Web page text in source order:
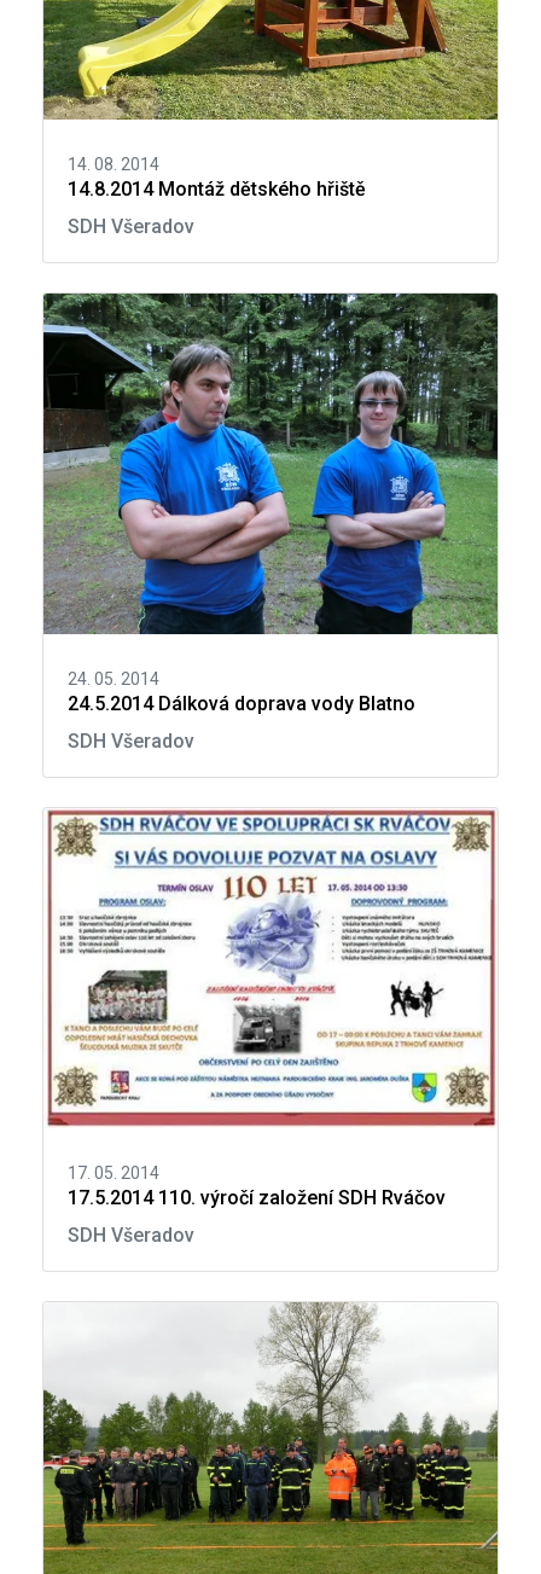
14. 08. 2014
14.8.2014 Montáž dětského hřiště
SDH Všeradov
24. 05. 2014
24.5.2014 Dálková doprava vody Blatno
SDH Všeradov
17. 05. 2014
17.5.2014 110. výročí založení SDH Rváčov
SDH Všeradov